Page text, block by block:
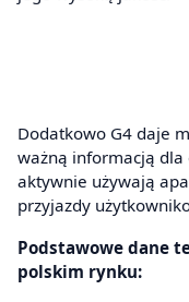
Dodatkowo G4 daje
ważną informacją dla
aktywnie używają
przyjazdy
Podstawowe dane
polskim rynku: